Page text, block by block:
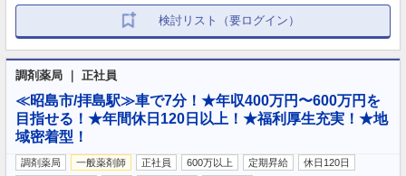
検討リスト（要ログイン）
調剤薬局 ｜ 正社員
≪昭島市/拝島駅≫車で7分！★年収400万円〜600万円を
目指せる！★年間休日120日以上！★福利厚生充実！★地
域密着型！
調剤薬局 一般薬剤師 正社員 600万以上 定期昇給
休日120日